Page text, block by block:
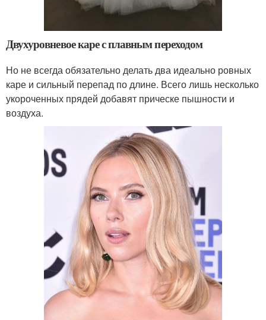
Двухуровневое каре с плавным переходом
Но не всегда обязательно делать два идеально ровных
каре и сильный перепад по длине. Всего лишь несколько
укороченных прядей добавят прическе пышности и
воздуха.